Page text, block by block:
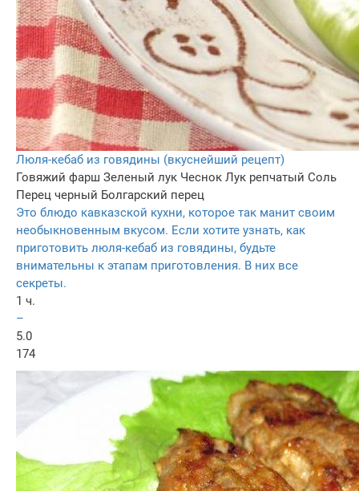
Люля-кебаб из говядины (вкуснейший рецепт)
Говяжий фарш Зеленый лук Чеснок Лук репчатый Соль
Перец черный Болгарский перец
Это блюдо кавказской кухни, которое так манит своим
необыкновенным вкусом. Если хотите узнать, как
приготовить люля-кебаб из говядины, будьте
внимательны к этапам приготовления. В них все
секреты.
1 ч.
–
5.0
174